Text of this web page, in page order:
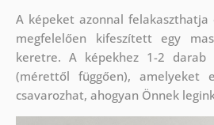
A képeket azonnal felakaszthatja
megfelelően kifeszített egy
keretre. A képekhez 1-2 darab
(mérettől függően), amelyeket
csavarozhat, ahogyan Önnek